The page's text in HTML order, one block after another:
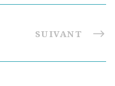
SUIVANT